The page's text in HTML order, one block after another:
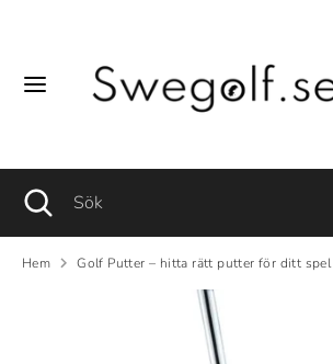
Sök Sök
Sök Sök
Stäng
sökfunktionen
Hem Golf Putter – hitta rätt putter för ditt spel